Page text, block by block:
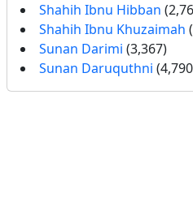
Shahih Ibnu Hibban
Shahih Ibnu Khuzaimah
Sunan Darimi (3,367)
Sunan Daruquthni